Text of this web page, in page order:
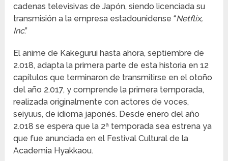
cadenas televisivas de Japón, siendo licenciada su
transmisión a la empresa estadounidense “Netflix,
Inc.”
El anime de Kakegurui hasta ahora, septiembre de
2.018, adapta la primera parte de esta historia en 12
capítulos que terminaron de transmitirse en el otoño
del año 2.017, y comprende la primera temporada,
realizada originalmente con actores de voces,
seiyuus, de idioma japonés. Desde enero del año
2.018 se espera que la 2ª temporada sea estrena ya
que fue anunciada en el Festival Cultural de la
Academia Hyakkaou.